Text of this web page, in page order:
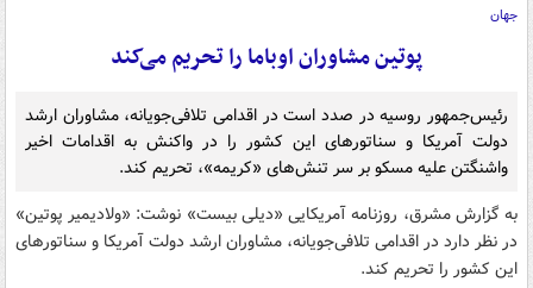
جهان
پوتین مشاوران اوباما را تحریم می‌کند
رئیس‌جمهور روسیه در صدد است در اقدامی تلافی‌جویانه، مشاوران ارشد
دولت آمریکا و سناتورهای این کشور را در واکنش به اقدامات اخیر
واشنگتن علیه مسکو بر سر تنش‌های «کریمه»، تحریم کند.
به گزارش مشرق، روزنامه آمریکایی «دیلی بیست» نوشت: «ولادیمیر پوتین»
در نظر دارد در اقدامی تلافی‌جویانه، مشاوران ارشد دولت آمریکا و سناتورهای
این کشور را تحریم کند.